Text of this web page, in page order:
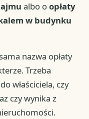
albo oopłaty
w budynku
nazwa opłaty
Trzeba
właściciela, czy
czy wynika z